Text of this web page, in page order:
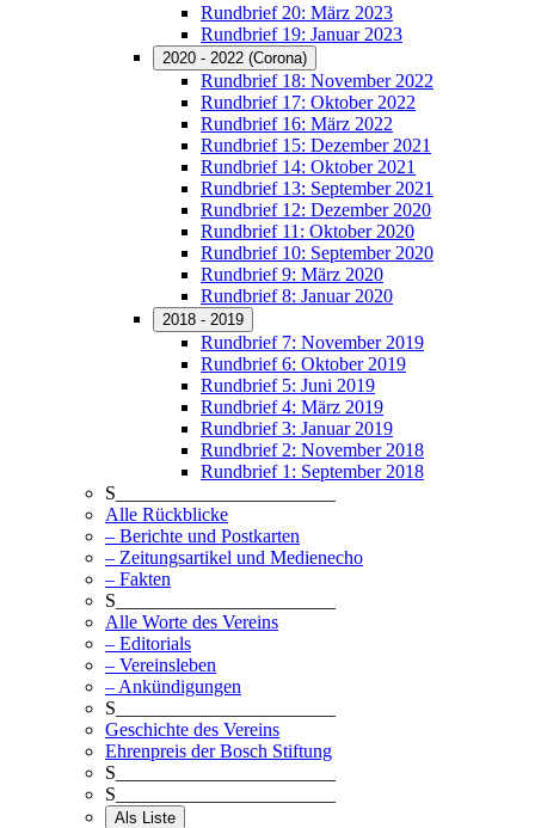
Rundbrief 20: März 2023
Rundbrief 19: Januar 2023
2020 - 2022 (Corona)
Rundbrief 18: November 2022
Rundbrief 17: Oktober 2022
Rundbrief 16: März 2022
Rundbrief 15: Dezember 2021
Rundbrief 14: Oktober 2021
Rundbrief 13: September 2021
Rundbrief 12: Dezember 2020
Rundbrief 11: Oktober 2020
Rundbrief 10: September 2020
Rundbrief 9: März 2020
Rundbrief 8: Januar 2020
2018 - 2019
Rundbrief 7: November 2019
Rundbrief 6: Oktober 2019
Rundbrief 5: Juni 2019
Rundbrief 4: März 2019
Rundbrief 3: Januar 2019
Rundbrief 2: November 2018
Rundbrief 1: September 2018
S_______________________
Alle Rückblicke
– Berichte und Postkarten
– Zeitungsartikel und Medienecho
– Fakten
S_______________________
Alle Worte des Vereins
– Editorials
– Vereinsleben
– Ankündigungen
S_______________________
Geschichte des Vereins
Ehrenpreis der Bosch Stiftung
S_______________________
S_______________________
Als Liste